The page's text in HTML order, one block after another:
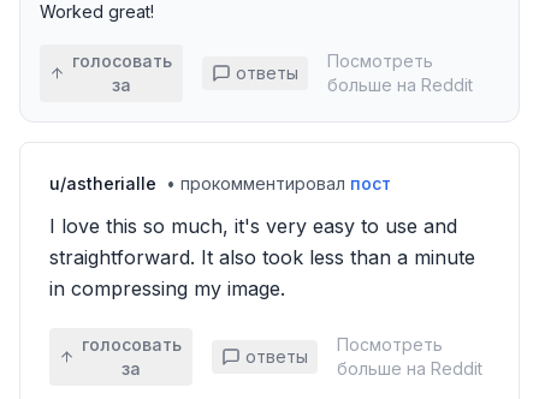
Worked great!
голосовать
за
ответы
Посмотреть
больше на Reddit
u/astherialle • прокомментировал пост
I love this so much, it's very easy to use and
straightforward. It also took less than a minute
in compressing my image.
голосовать
за
ответы
Посмотреть
больше на Reddit